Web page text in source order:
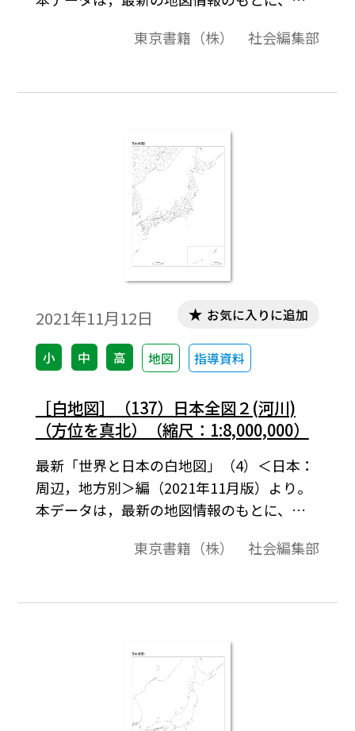
ト作成やワークシート作成などで，自由に
東京書籍（株） 社会編集部
2021年11月12日
小 中 高 地図 指導資料
お気に入りに追加
［白地図］（137）日本全図２(河川)
（方位を真北）（縮尺：1:8,000,000）
最新「世界と日本の白地図」（4）＜日本：
周辺，地方別＞編（2021年11月版）より。
本データは，最新の地図情報のもとに、高
ト作成やワークシート作成などで，自由に
東京書籍（株） 社会編集部